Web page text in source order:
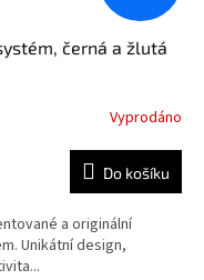
černá a žlutá
Vyprodáno
Do košíku
a originální
Unikátní design,